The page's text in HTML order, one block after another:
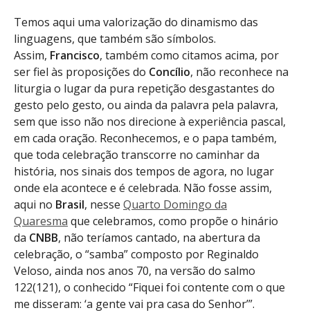
Temos aqui uma valorização do dinamismo das
linguagens, que também são símbolos.
Assim, Francisco, também como citamos acima, por
ser fiel às proposições do Concílio, não reconhece na
liturgia o lugar da pura repetição desgastantes do
gesto pelo gesto, ou ainda da palavra pela palavra,
sem que isso não nos direcione à experiência pascal,
em cada oração. Reconhecemos, e o papa também,
que toda celebração transcorre no caminhar da
história, nos sinais dos tempos de agora, no lugar
onde ela acontece e é celebrada. Não fosse assim,
aqui no Brasil, nesse Quarto Domingo da
Quaresma que celebramos, como propõe o hinário
da CNBB, não teríamos cantado, na abertura da
celebração, o “samba” composto por Reginaldo
Veloso, ainda nos anos 70, na versão do salmo
122(121), o conhecido “Fiquei foi contente com o que
me disseram: ‘a gente vai pra casa do Senhor’”.